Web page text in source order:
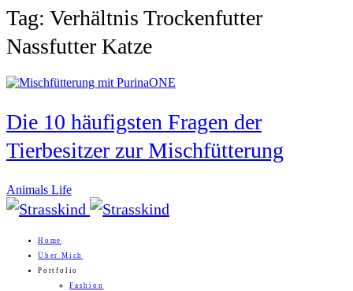
Tag: Verhältnis Trockenfutter
Nassfutter Katze
Die 10 häufigsten Fragen der
Tierbesitzer zur Mischfütterung
Animals Life
Home
Über Mich
Portfolio
Fashion